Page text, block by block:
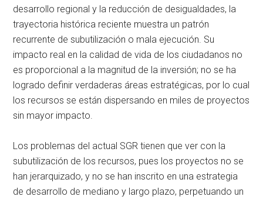
desarrollo regional y la reducción de desigualdades, la
trayectoria histórica reciente muestra un patrón
recurrente de subutilización o mala ejecución. Su
impacto real en la calidad de vida de los ciudadanos no
es proporcional a la magnitud de la inversión; no se ha
logrado definir verdaderas áreas estratégicas, por lo cual
los recursos se están dispersando en miles de proyectos
sin mayor impacto.
Los problemas del actual SGR tienen que ver con la
subutilización de los recursos, pues los proyectos no se
han jerarquizado, y no se han inscrito en una estrategia
de desarrollo de mediano y largo plazo, perpetuando un